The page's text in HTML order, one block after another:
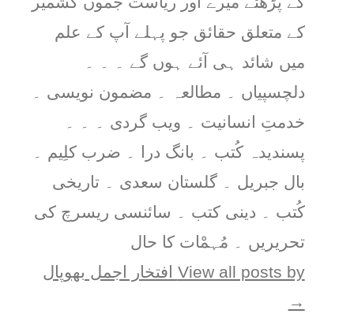
کے متعلق حقائق جو پہلے آپ کے علم
میں شائد ہی آئے ہوں گے ۔ ۔ ۔
دلچسپیاں ۔ مطالعہ ۔ مضمون نویسی ۔
خدمتِ انسانیت ۔ ویب گردی ۔ ۔ ۔
پسندیدہ کُتب ۔ بانگ درا ۔ ضرب کلِیم ۔
بال جبریل ۔ گلستان سعدی ۔ تاریخی
کُتب ۔ دینی کتب ۔ سائنسی ریسرچ کی
تحریریں ۔ مُہمْات کا حال
View all posts by افتخار اجمل بھوپال
→